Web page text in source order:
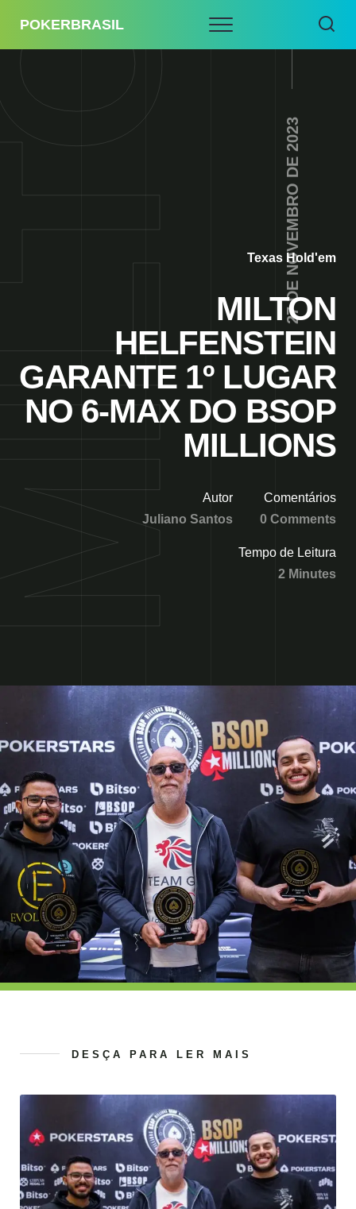
POKERBRASIL
27 DE NOVEMBRO DE 2023
Texas Hold'em
MILTON
HELFENSTEIN
GARANTE 1º LUGAR
NO 6-MAX DO BSOP
MILLIONS
Autor
Juliano Santos
Comentários
0 Comments
Tempo de Leitura
2 Minutes
DESÇA PARA LER MAIS